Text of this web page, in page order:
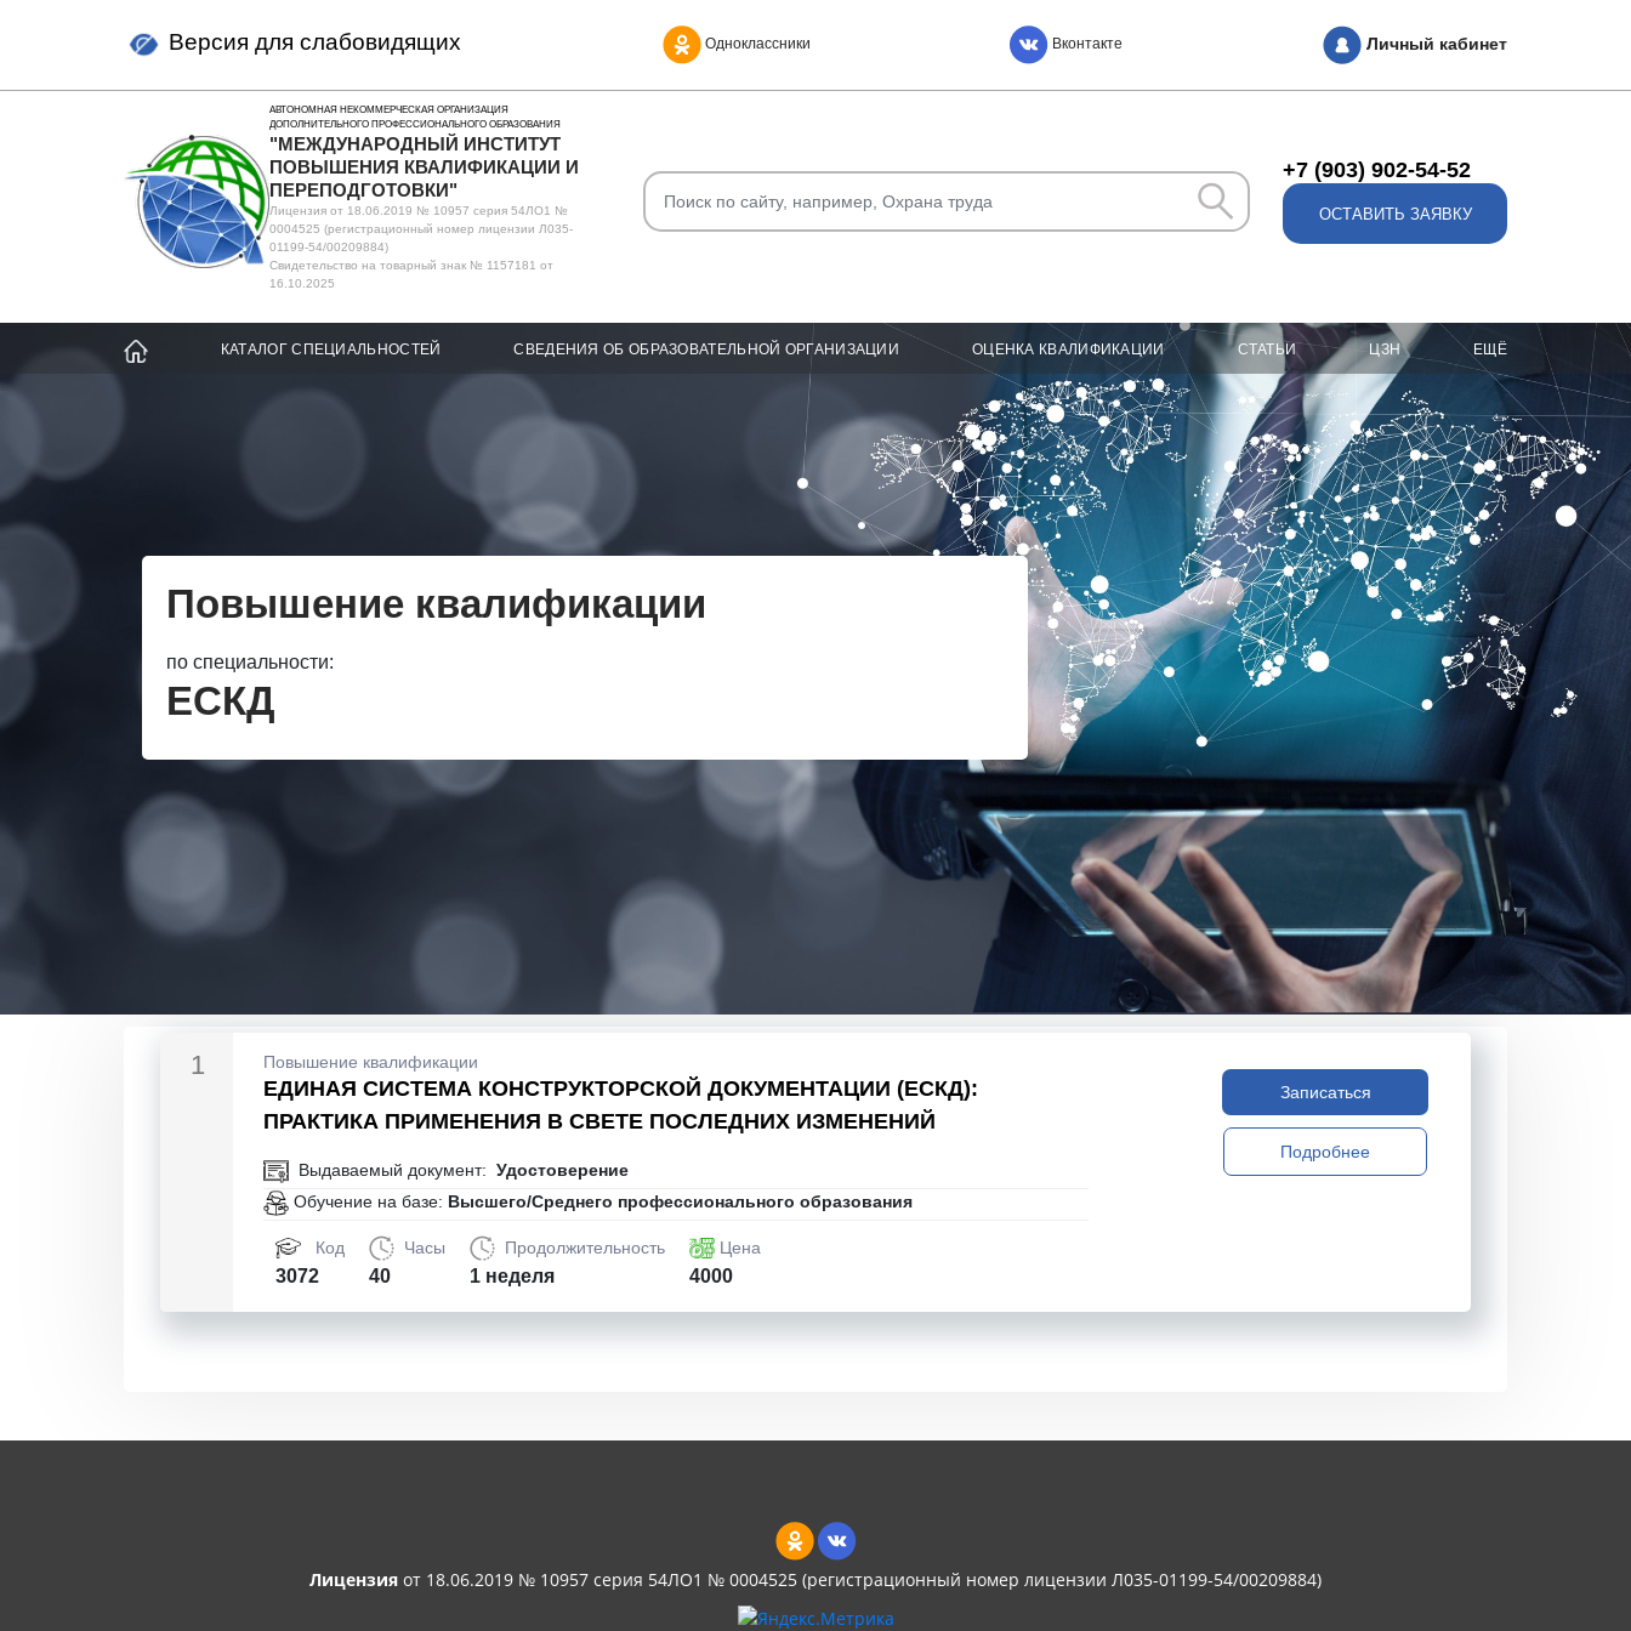
Версия для слабовидящих Одноклассники Вконтакте Личный кабинет
АВТОНОМНАЯ НЕКОММЕРЧЕСКАЯ ОРГАНИЗАЦИЯ
ДОПОЛНИТЕЛЬНОГО ПРОФЕССИОНАЛЬНОГО ОБРАЗОВАНИЯ
"МЕЖДУНАРОДНЫЙ ИНСТИТУТ
ПОВЫШЕНИЯ КВАЛИФИКАЦИИ И
ПЕРЕПОДГОТОВКИ"
Лицензия от 18.06.2019 № 10957 серия 54ЛО1 №
0004525 (регистрационный номер лицензии Л035-
01199-54/00209884)
Свидетельство на товарный знак № 1157181 от
16.10.2025
+7 (903) 902-54-52
ОСТАВИТЬ ЗАЯВКУ
КАТАЛОГ СПЕЦИАЛЬНОСТЕЙ СВЕДЕНИЯ ОБ ОБРАЗОВАТЕЛЬНОЙ ОРГАНИЗАЦИИ ОЦЕНКА КВАЛИФИКАЦИИ СТАТЬИ ЦЗН ЕЩЁ
Повышение квалификации
по специальности:
ЕСКД
1 Повышение квалификации
ЕДИНАЯ СИСТЕМА КОНСТРУКТОРСКОЙ ДОКУМЕНТАЦИИ (ЕСКД):
ПРАКТИКА ПРИМЕНЕНИЯ В СВЕТЕ ПОСЛЕДНИХ ИЗМЕНЕНИЙ
Выдаваемый документ: Удостоверение
Обучение на базе: Высшего/Среднего профессионального образования
Код
3072
Часы
40
Продолжительность
1 неделя
Цена
4000
Записаться
Подробнее
Лицензия от 18.06.2019 № 10957 серия 54ЛО1 № 0004525 (регистрационный номер лицензии Л035-01199-54/00209884)